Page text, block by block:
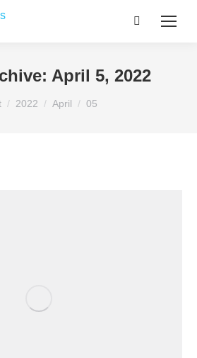
Search:
April 5, 2022
sich hier:
2022 April 05